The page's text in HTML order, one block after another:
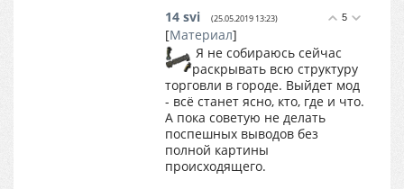
5
14 svi (25.05.2019 13:23)
[Материал]
Я не собираюсь сейчас
раскрывать всю структуру
торговли в городе. Выйдет мод
- всё станет ясно, кто, где и что.
А пока советую не делать
поспешных выводов без
полной картины
происходящего.